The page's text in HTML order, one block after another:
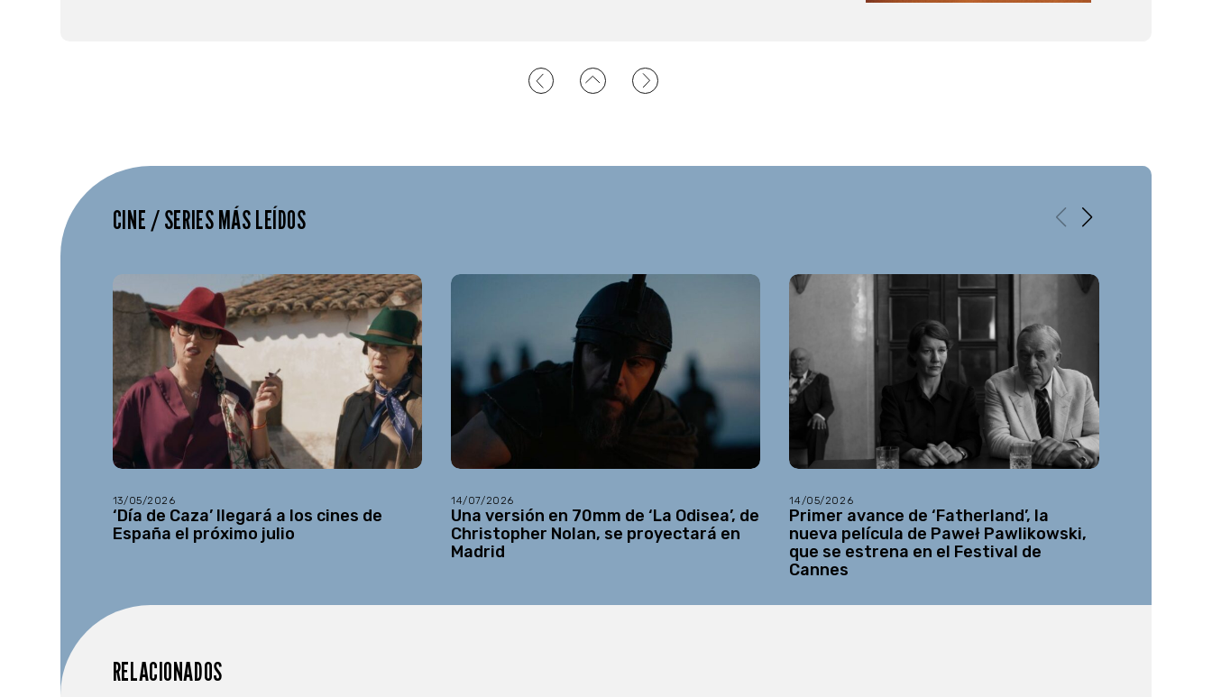
CINE / SERIES MÁS LEÍDOS
13/05/2026
‘Día de Caza’ llegará a los cines de
España el próximo julio
14/07/2026
Una versión en 70mm de ‘La Odisea’, de
Christopher Nolan, se proyectará en
Madrid
14/05/2026
Primer avance de ‘Fatherland’, la
nueva película de Paweł Pawlikowski,
que se estrena en el Festival de
Cannes
RELACIONADOS